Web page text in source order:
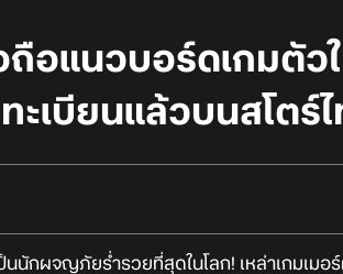
ถือแนวบอร์ดเกมตัว
ทะเบียนแล้วบนสโตร์
นนักผจญภัยร่ำรวยที่สุดในโลก! เหล่าเกมเม